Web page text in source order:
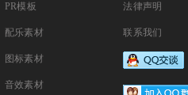
PR模板
配乐素材
图标素材
音效素材
法律声明
联系我们